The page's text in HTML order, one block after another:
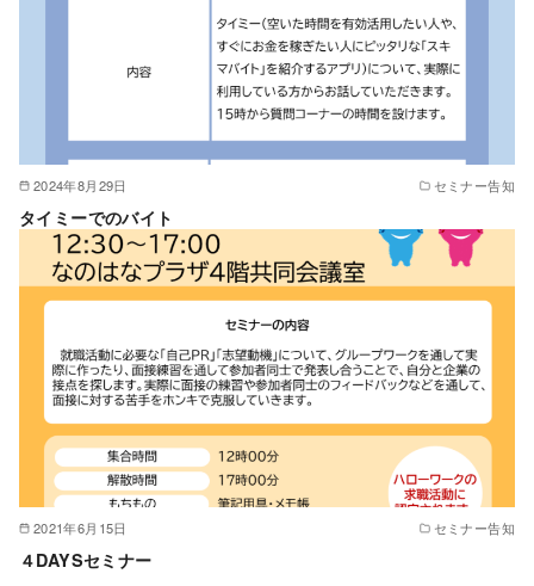
2024年8月29日 セミナー告知
タイミーでのバイト
2021年6月15日 セミナー告知
４DAYSセミナー